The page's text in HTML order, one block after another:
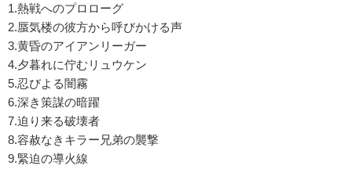
1.熱戦へのプロローグ
2.蜃気楼の彼方から呼びかける声
3.黄昏のアイアンリーガー
4.夕暮れに佇むリュウケン
5.忍びよる闇霧
6.深き策謀の暗躍
7.迫り来る破壊者
8.容赦なきキラー兄弟の襲撃
9.緊迫の導火線